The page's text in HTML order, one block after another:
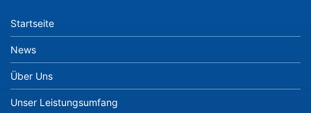
Startseite
News
Über Uns
Unser Leistungsumfang